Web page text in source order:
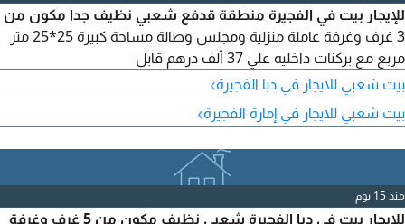
للإيجار بيت في الفجيرة منطقة قدفع شعبي نظيف جدا مكون من
3 غرف وغرفة عاملة منزلية ومجلس وصالة مساحة كبيرة 25*25 متر
مربع مع بركنات داخليه علي 37 ألف درهم قابل
بيت شعبي للايجار في دبا الفجيرة›
بيت شعبي للايجار في إمارة الفجيرة›
منذ 15 يوم
للإيجار بيت في دبا الفجيرة شعبي نظيف مكون من 5 غرف وغرفة